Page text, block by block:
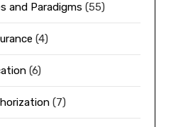
and Paradigms (55)
(4)
(6)
(7)